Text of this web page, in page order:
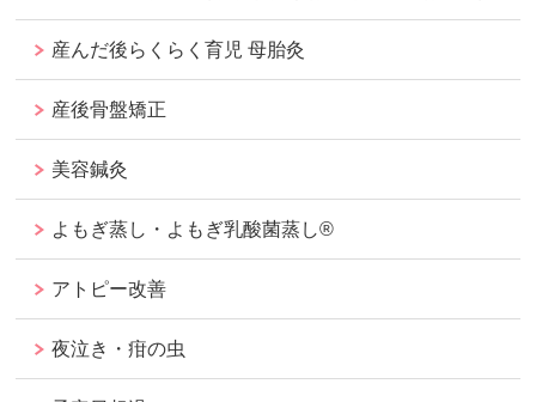
産んだ後らくらく育児 母胎灸
産後骨盤矯正
美容鍼灸
よもぎ蒸し・よもぎ乳酸菌蒸し®︎
アトピー改善
夜泣き・疳の虫